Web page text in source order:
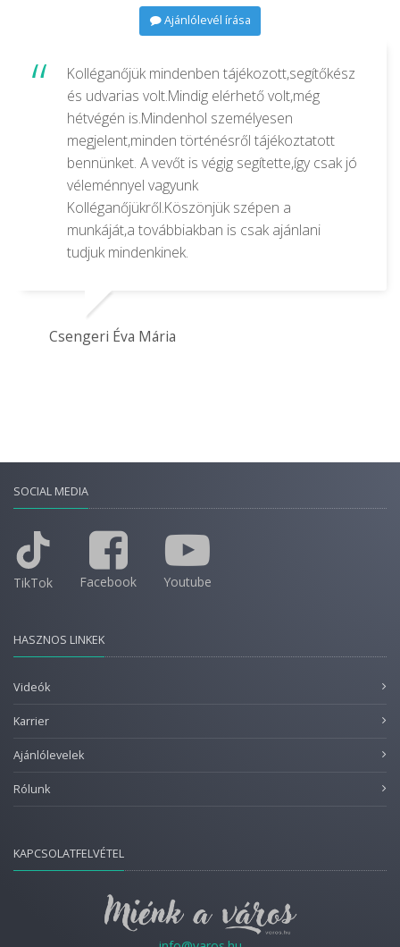
Ajánlólevél írása
Kolléganőjük mindenben tájékozott,segítőkész
és udvarias volt.Mindig elérhető volt,még
hétvégén is.Mindenhol személyesen
megjelent,minden történésről tájékoztatott
bennünket. A vevőt is végig segítette,így csak jó
véleménnyel vagyunk
Kolléganőjükről.Köszönjük szépen a
munkáját,a továbbiakban is csak ajánlani
tudjuk mindenkinek.
Csengeri Éva Mária
SOCIAL MEDIA
TikTok Facebook Youtube
HASZNOS LINKEK
Videók
Karrier
Ajánlólevelek
Rólunk
KAPCSOLATFELVÉTEL